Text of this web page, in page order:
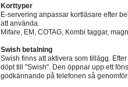
Korttyper
E-servering anpassar kortläsare efter
att använda.
Mifare, EM, COTAG, Kombi taggar,
Swish betalning
Swish finns att aktivera som tillägg.
döpt till "Swish". Den öppnar upp ett
godkännande på telefonen så